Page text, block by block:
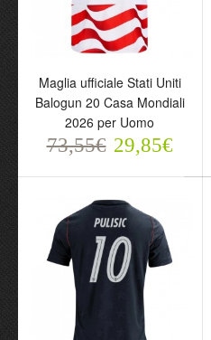
Balogun 20 Casa
Mondiali 2026 per Uomo
73,55€ 29,85€
Maglia ufficiale Stati Uniti
Balogun 20 Casa Mondiali
2026 per Uomo
73,55€ 29,85€